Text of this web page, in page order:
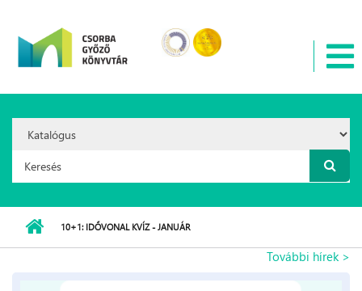
Option:
Keresés űrlap
10+1: IDŐVONAL KVÍZ - JANUÁR
További hírek >